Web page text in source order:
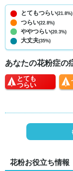
とてもつらい(21.8%)
つらい(22.8%)
ややつらい(20.3%)
大丈夫(35%)
あなたの花粉症の
とても
つらい
花粉お役立ち情報